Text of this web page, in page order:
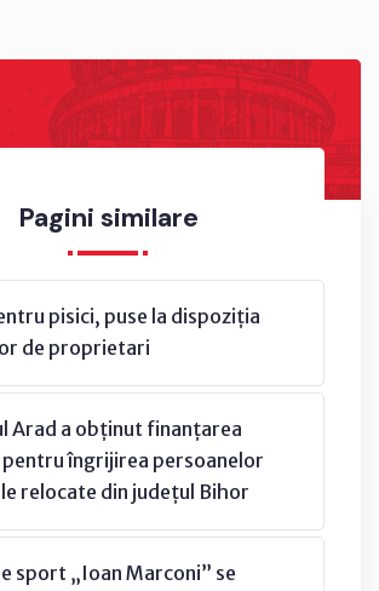
Pagini similare
pisici, puse la dispoziția
de proprietari
Arad a obținut finanțarea
pentru îngrijirea persoanelor
relocate din județul Bihor
sport „Ioan Marconi” se